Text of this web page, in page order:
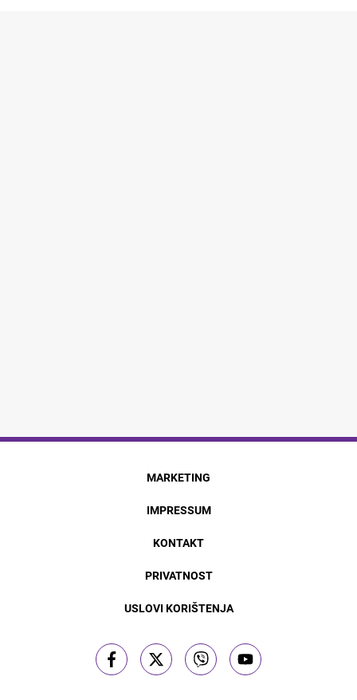
MARKETING
IMPRESSUM
KONTAKT
PRIVATNOST
USLOVI KORIŠTENJA